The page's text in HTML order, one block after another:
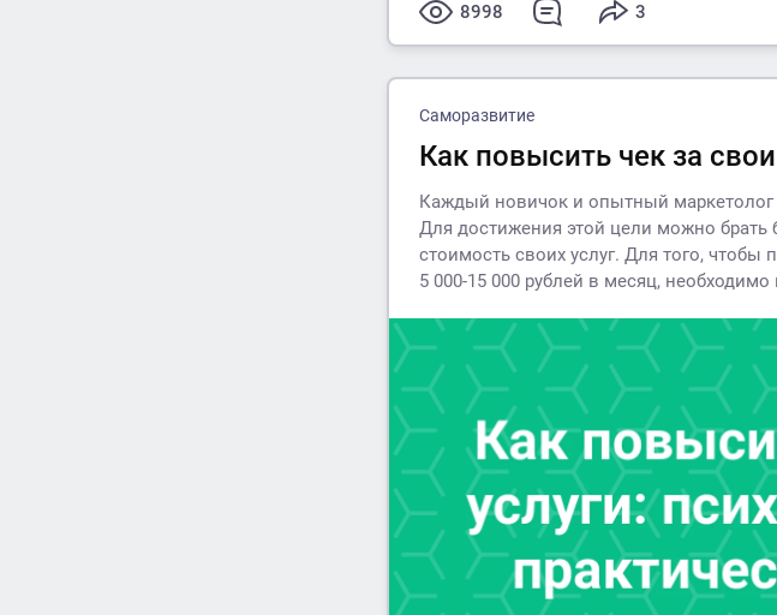
8998 3
Саморазвитие
Как повысить чек за свои
Каждый новичок и опытный маркетолог
Для достижения этой цели можно
стоимость своих услуг. Для того, чтобы
5 000-15 000 рублей в месяц,